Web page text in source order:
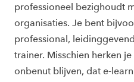
professioneel bezighoudt
organisaties. Je bent
professional,
trainer. Misschien herken
onbenut blijven, dat e-